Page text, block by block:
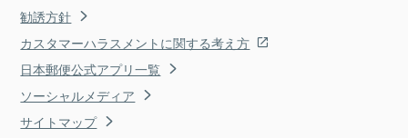
勧誘方針
カスタマーハラスメントに関する考え方
日本郵便公式アプリ一覧
ソーシャルメディア
サイトマップ